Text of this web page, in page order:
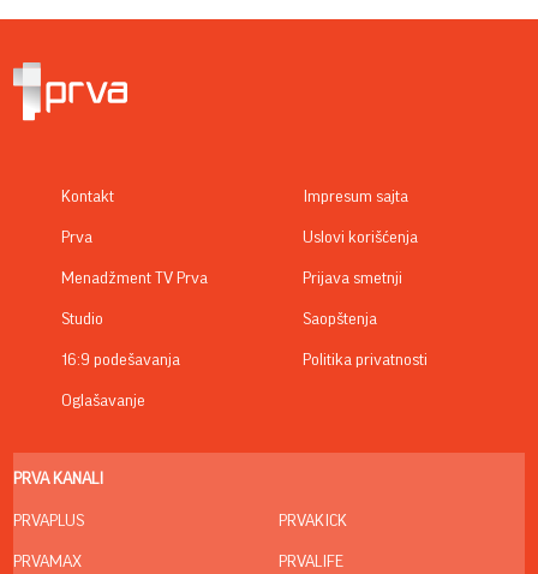
Kontakt
Prva
Menadžment TV Prva
Studio
16:9 podešavanja
Oglašavanje
Impresum sajta
Uslovi korišćenja
Prijava smetnji
Saopštenja
Politika privatnosti
PRVA KANALI
PRVAPLUS
PRVAMAX
PRVAKICK
PRVALIFE